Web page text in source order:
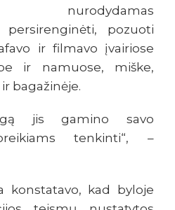
nurodydamas
persirenginėti, pozuoti
ir filmavo įvairiose
ir namuose, miške,
bagažinėje.
jis gamino savo
tenkinti“, –
konstatavo, kad byloje